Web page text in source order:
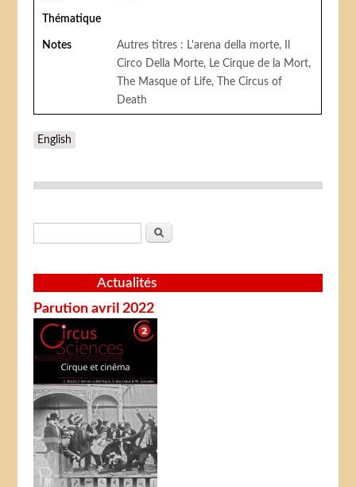
Thématique
Notes
Autres titres : L'arena della morte, Il
Circo Della Morte, Le Cirque de la Mort,
The Masque of Life, The Circus of
Death
English
Formulaire de recherche
Rechercher
Actualités
Parution avril 2022